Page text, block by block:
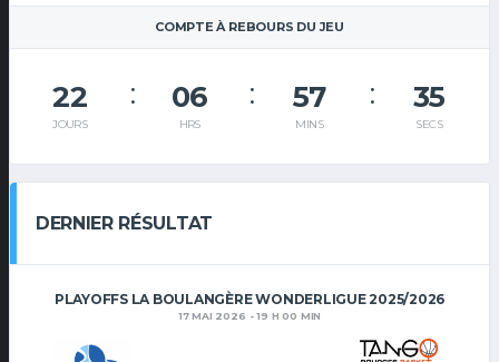
COMPTE À REBOURS DU JEU
22
JOURS
06
HRS
57
MINS
35
SECS
DERNIER RÉSULTAT
PLAYOFFS LA BOULANGÈRE WONDERLIGUE 2025/2026
17 MAI 2026 - 19 H 00 MIN